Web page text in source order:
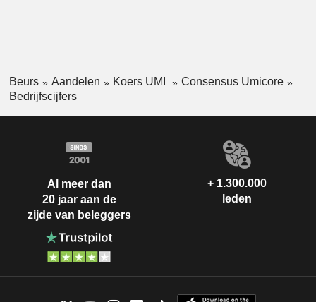
Beurs Aandelen Koers UMI
Consensus Umicore
Bedrijfscijfers
Al meer dan
20 jaar aan de
zijde van beleggers
+ 1.300.000
leden